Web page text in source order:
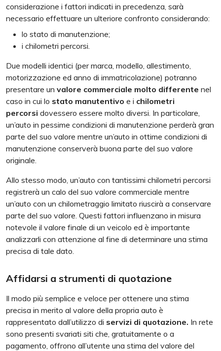
considerazione i fattori indicati in precedenza, sarà
necessario effettuare un ulteriore confronto considerando:
lo stato di manutenzione;
i chilometri percorsi.
Due modelli identici (per marca, modello, allestimento,
motorizzazione ed anno di immatricolazione) potranno
presentare un valore commerciale molto differente nel
caso in cui lo stato manutentivo e i chilometri
percorsi dovessero essere molto diversi. In particolare,
un’auto in pessime condizioni di manutenzione perderà gran
parte del suo valore mentre un’auto in ottime condizioni di
manutenzione conserverà buona parte del suo valore
originale.
Allo stesso modo, un’auto con tantissimi chilometri percorsi
registrerà un calo del suo valore commerciale mentre
un’auto con un chilometraggio limitato riuscirà a conservare
parte del suo valore. Questi fattori influenzano in misura
notevole il valore finale di un veicolo ed è importante
analizzarli con attenzione al fine di determinare una stima
precisa di tale dato.
Affidarsi a strumenti di quotazione
Il modo più semplice e veloce per ottenere una stima
precisa in merito al valore della propria auto è
rappresentato dall’utilizzo di servizi di quotazione. In rete
sono presenti svariati siti che, gratuitamente o a
pagamento, offrono all’utente una stima del valore del